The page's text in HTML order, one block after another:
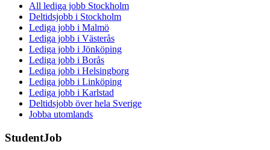
All lediga jobb Stockholm
Deltidsjobb i Stockholm
Lediga jobb i Malmö
Lediga jobb i Västerås
Lediga jobb i Jönköping
Lediga jobb i Borås
Lediga jobb i Helsingborg
Lediga jobb i Linköping
Lediga jobb i Karlstad
Deltidsjobb över hela Sverige
Jobba utomlands
StudentJob